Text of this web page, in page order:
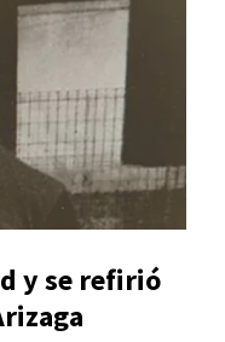
y se refirió